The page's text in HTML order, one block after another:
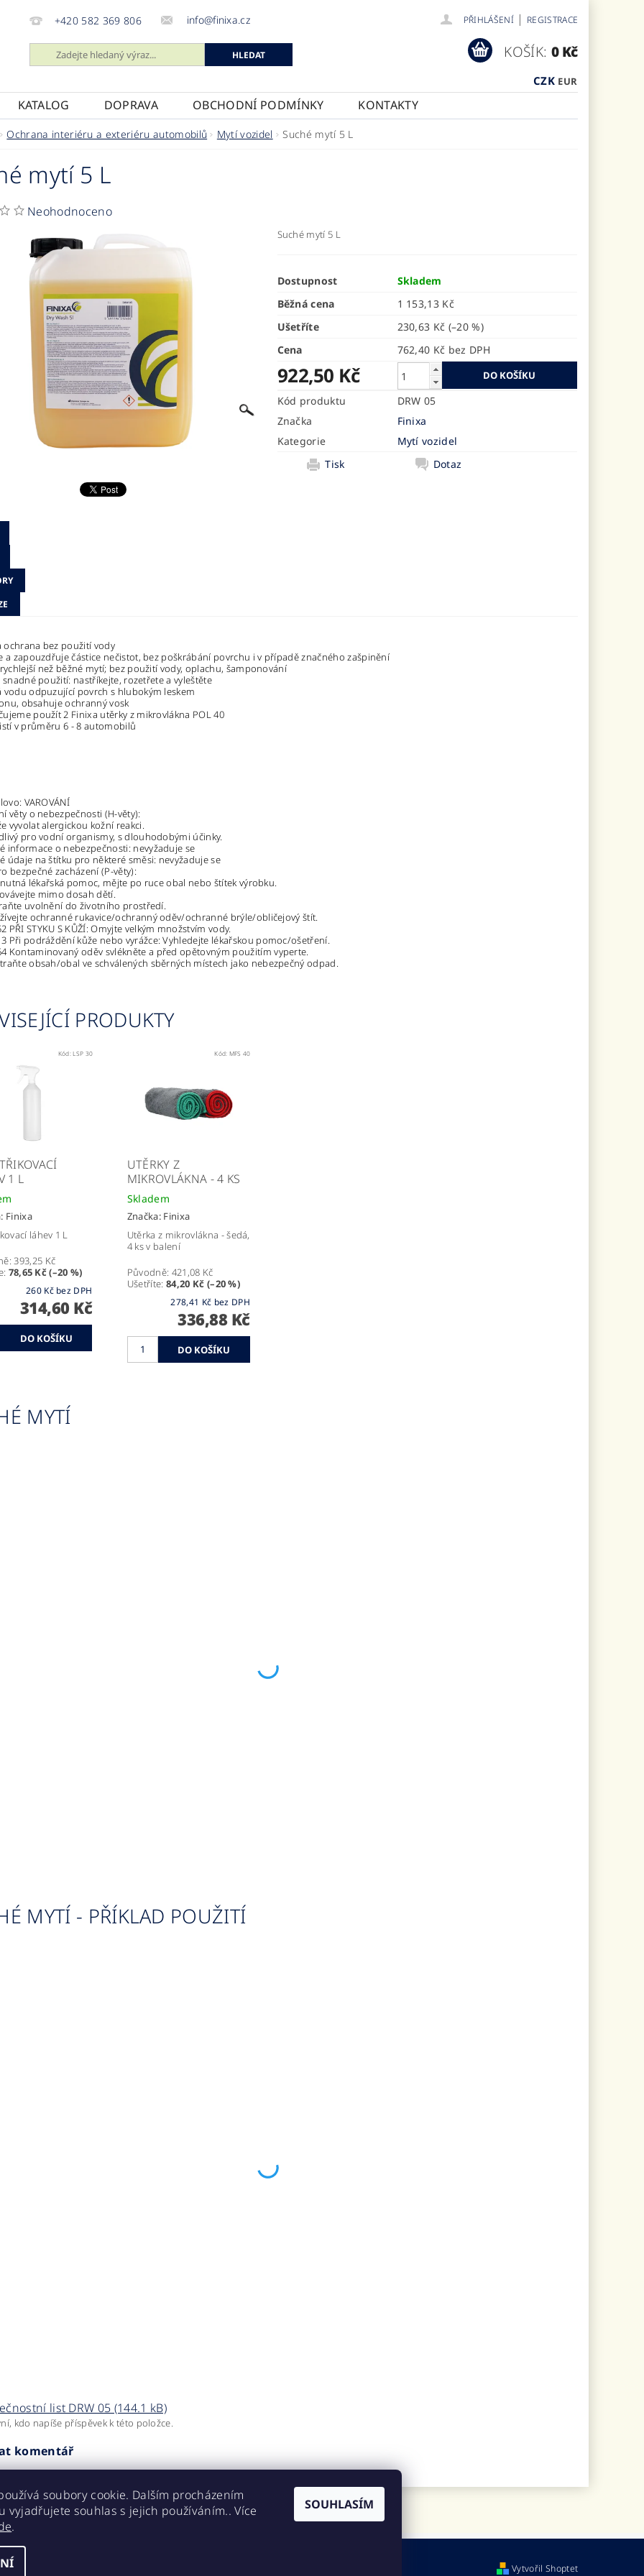
+420 582 369 806 info@finixa.cz PŘIHLÁŠENÍ | REGISTRACE
CZK EUR
KOŠÍK: 0 Kč
KATALOG DOPRAVA OBCHODNÍ PODMÍNKY KONTAKTY
Ochrana interiéru a exteriéru automobilů Mytí vozidel Suché mytí 5 L
mytí 5 L
Neohodnoceno
Suché mytí 5 L
Dostupnost
Skladem
Běžná cena
1 153,13 Kč
Ušetříte
230,63 Kč (–20 %)
Cena
762,40 Kč bez DPH
922,50 Kč
Kód produktu
DRW 05
Značka
Finixa
Kategorie
Mytí vozidel
Tisk
Dotaz
ochrana bez použití vody
a zapouzdřuje částice nečistot, bez poškrábání povrchu i v případě značného zašpinění
než běžné mytí; bez použití vody, oplachu, šamponování
snadné použití: nastříkejte, rozetřete a vyleštěte
vodu odpuzující povrch s hlubokým leskem
obsahuje ochranný vosk
použít 2 Finixa utěrky z mikrovlákna POL 40
v průměru 6 - 8 automobilů
VAROVÁNÍ
věty o nebezpečnosti (H-věty):
vyvolat alergickou kožní reakci.
pro vodní organismy, s dlouhodobými účinky.
informace o nebezpečnosti: nevyžaduje se
údaje na štítku pro některé směsi: nevyžaduje se
bezpečné zacházení (P-věty):
nutná lékařská pomoc, mějte po ruce obal nebo štítek výrobku.
mimo dosah dětí.
uvolnění do životního prostředí.
ochranné rukavice/ochranný oděv/ochranné brýle/obličejový štít.
PŘI STYKU S KŮŽÍ: Omyjte velkým množstvím vody.
Při podráždění kůže nebo vyrážce: Vyhledejte lékařskou pomoc/ošetření.
Kontaminovaný oděv svlékněte a před opětovným použitím vyperte.
obsah/obal ve schválených sběrných místech jako nebezpečný odpad.
PRODUKTY
Kód:LSP 30
1 L
Finixa
láhev 1 L
393,25 Kč
: 78,65 Kč (–20 %)
260 Kč bez DPH
314,60 Kč
Kód: MFS 40
UTĚRKY Z
MIKROVLÁKNA - 4 KS
Skladem
Značka: Finixa
Utěrka z mikrovlákna - šedá,
4 ks v balení
Původně: 421,08 Kč
Ušetříte:84,20 Kč (–20 %)
278,41 Kč bez DPH
336,88 Kč
MYTÍ
MYTÍ - PŘÍKLAD POUŽITÍ
list DRW 05 (144.1 kB)
kdo napíše příspěvek k této položce.
komentář
Vytvořil Shoptet
soubory cookie. Dalším procházením
vyjadřujete souhlas s jejich používáním.. Více
.
SOUHLASÍM